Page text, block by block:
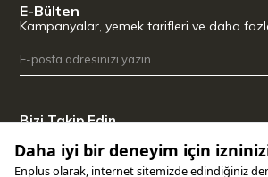
E-Bülten
Kampanyalar, yemek tarifleri ve daha
Bizi Takip Edin